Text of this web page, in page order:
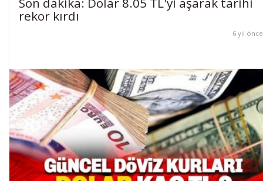
rekor kırdı
6 yıl önce